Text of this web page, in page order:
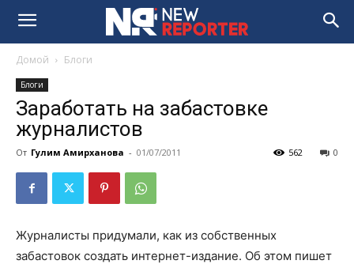
Домой Блоги
Блоги
Заработать на забастовке
журналистов
От Гулим Амирханова - 01/07/2011 0
562
Журналисты придумали, как из собственных
забастовок создать интернет-издание. Об этом пишет